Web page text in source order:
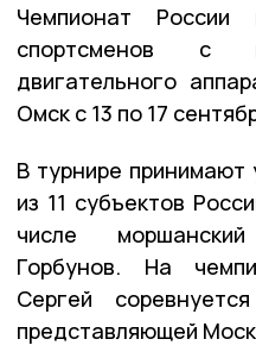
Чемпионат России
спортсменов с
двигательного
Омск с 13 по 17
В турнире принимают
из 11 субъектов
числе
Горбунов. На
Сергей
представляющей